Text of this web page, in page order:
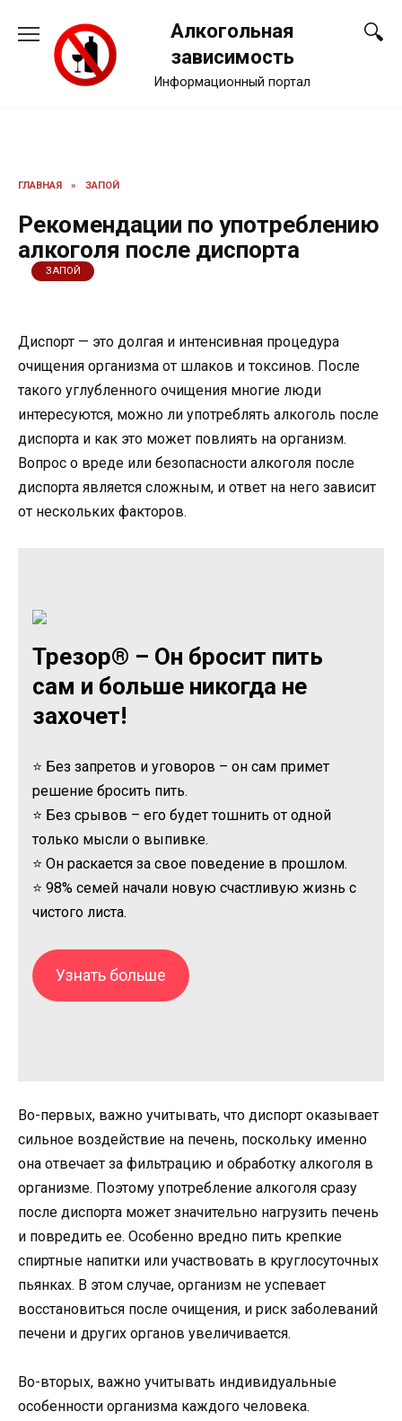
содержанию
Алкогольная
зависимость
Информационный портал
ГЛАВНАЯ » ЗАПОЙ
Рекомендации по употреблению
алкоголя после диспорта
ЗАПОЙ
Диспорт — это долгая и интенсивная процедура
очищения организма от шлаков и токсинов. После
такого углубленного очищения многие люди
интересуются, можно ли употреблять алкоголь после
диспорта и как это может повлиять на организм.
Вопрос о вреде или безопасности алкоголя после
диспорта является сложным, и ответ на него зависит
от нескольких факторов.
Трезор® – Он бросит пить
сам и больше никогда не
захочет!
⭐ Без запретов и уговоров – он сам примет
решение бросить пить.
⭐ Без срывов – его будет тошнить от одной
только мысли о выпивке.
⭐ Он раскается за свое поведение в прошлом.
⭐ 98% семей начали новую счастливую жизнь с
чистого листа.
Узнать больше
Во-первых, важно учитывать, что диспорт оказывает
сильное воздействие на печень, поскольку именно
она отвечает за фильтрацию и обработку алкоголя в
организме. Поэтому употребление алкоголя сразу
после диспорта может значительно нагрузить печень
и повредить ее. Особенно вредно пить крепкие
спиртные напитки или участвовать в круглосуточных
пьянках. В этом случае, организм не успевает
восстановиться после очищения, и риск заболеваний
печени и других органов увеличивается.
Во-вторых, важно учитывать индивидуальные
особенности организма каждого человека.